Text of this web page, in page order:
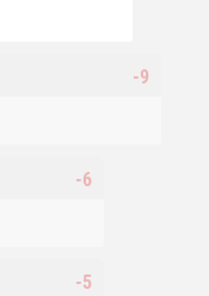
-9
-6
-5